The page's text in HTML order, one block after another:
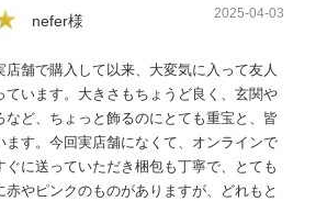
nefer様 2025-04-03
店舗で購入して以来、大変気に入って友人
ています。大きさもちょうど良く、玄関や
など、ちょっと飾るのにとても重宝と、皆
ます。今回実店舗になくて、オンラインで
ぐに送っていただき梱包も丁寧で、とても
赤やピンクのものがありますが、どれもと